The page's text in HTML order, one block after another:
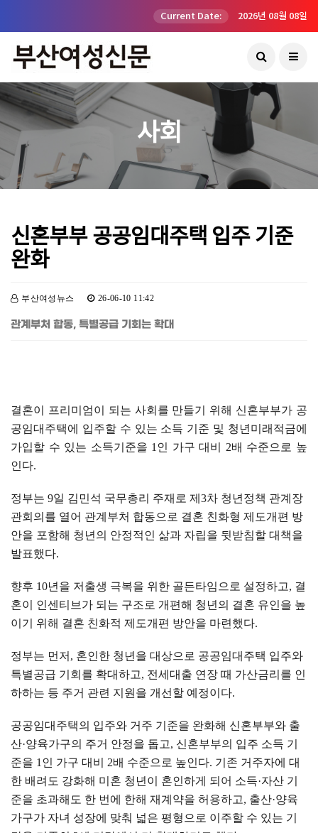
Current Date: 2026년 08월 08일
사회
신혼부부 공공임대주택 입주 기준
완화
부산여성뉴스 26-06-10 11:42
관계부처 합동, 특별공급 기회는 확대
결혼이 프리미엄이 되는 사회를 만들기 위해 신혼부부가 공
공임대주택에 입주할 수 있는 소득 기준 및 청년미래적금에
가입할 수 있는 소득기준을 1 인 가구 대비 2배 수준으로 높
인다.
정부는 9일 김민석 국무총리 주재로 제 3차 청년정책 관계장
관회의를 열어 관계부처 합동으로 결혼 친화형 제도개편 방
안을 포함해 청년의 안정적인 삶과 자립을 뒷받침할 대책을
발표했다.
향후 10년을 저출생 극복을 위한 골든타임으로 설정하고, 결
혼이 인센티브가 되는 구조로 개편해 청년의 결혼 유인을 높
이기 위해 결혼 친화적 제도개편 방안을 마련했다.
정부는 먼저 , 혼인한 청년을 대상으로 공공임대주택 입주와
특별공급 기회를 확대하고, 전세대출 연장 때 가산금리를 인
하하는 등 주거 관련 지원을 개선할 예정이다.
공공임대주택의 입주와 거주 기준을 완화해 신혼부부와 출
산·양육가구의 주거 안정을 돕고, 신혼부부의 입주 소득 기
준을 1 인 가구 대비 2배 수준으로 높인다. 기존 거주자에 대
한 배려도 강화해 미혼 청년이 혼인하게 되어 소득·자산 기
준을 초과해도 한 번에 한해 재계약을 허용하고, 출산·양육
가구가 자녀 성장에 맞춰 넓은 평형으로 이주할 수 있는 기